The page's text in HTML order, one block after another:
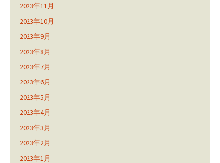
2023年11月
2023年10月
2023年9月
2023年8月
2023年7月
2023年6月
2023年5月
2023年4月
2023年3月
2023年2月
2023年1月